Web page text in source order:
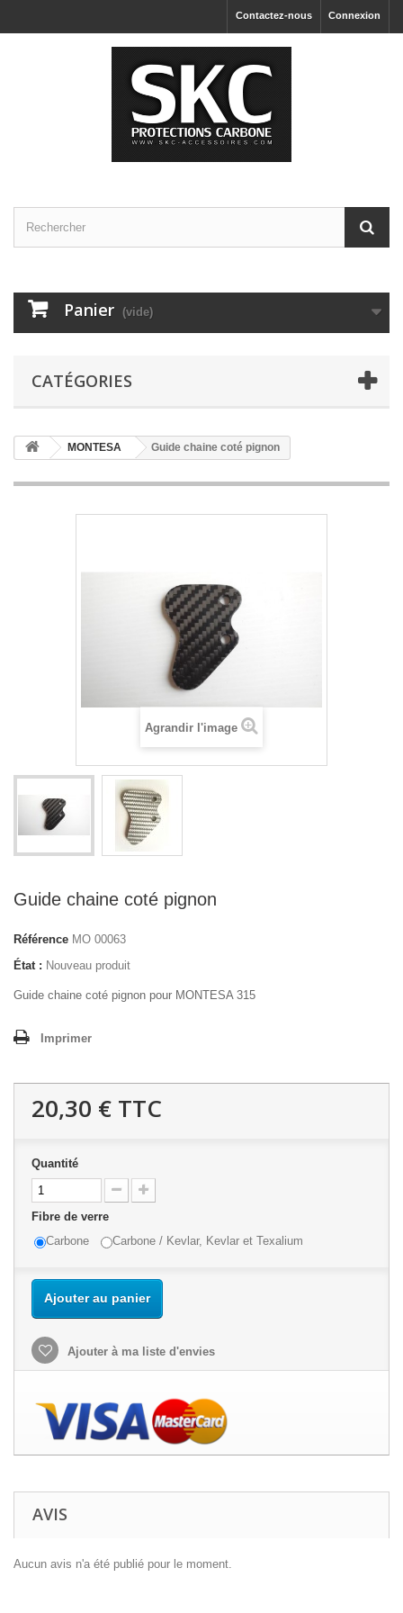
Connexion
Contactez-nous
Panier (vide)
CATÉGORIES
MONTESA Guide chaine coté pignon
Agrandir l'image
Guide chaine coté pignon
Référence MO 00063
État : Nouveau produit
Guide chaine coté pignon pour MONTESA 315
Imprimer
20,30 € TTC
Quantité
Fibre de verre
Carbone
Carbone / Kevlar, Kevlar et Texalium
Ajouter au panier
Ajouter à ma liste d'envies
AVIS
Aucun avis n'a été publié pour le moment.